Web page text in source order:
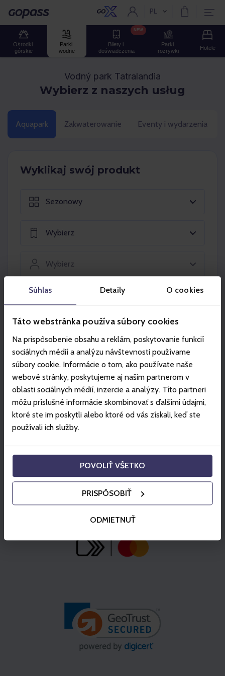
Súhlas Detaily O cookies
Táto webstránka používa súbory cookies
Na prispôsobenie obsahu a reklám, poskytovanie funkcií
sociálnych médií a analýzu návštevnosti používame
súbory cookie. Informácie o tom, ako používate naše
webové stránky, poskytujeme aj našim partnerom v
oblasti sociálnych médií, inzercie a analýzy. Títo partneri
môžu príslušné informácie skombinovať s ďalšími údajmi,
ktoré ste im poskytli alebo ktoré od vás získali, keď ste
používali ich služby.
POVOLIŤ VŠETKO
PRISPÔSOBIŤ
ODMIETNUŤ
Gopass Aktualny język:
PL
Ośrodki
górskie
Parki
wodne
Bilety i
doświadczenia
NEW
Parki
rozrywki
Hotele
Vodný park Tatralandia
Wybierz z naszych usług
Aquapark Zakwaterowanie Eventy i wydarzenia
Wyklikaj swój produkt
Sezonowy
Wybierz
Wybierz
Partner